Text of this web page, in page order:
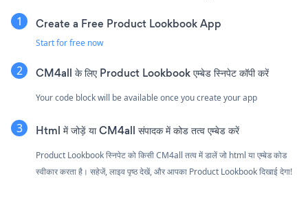
Create a Free Product Lookbook App
Start for free now
CM4all के लिए Product Lookbook एम्बेड स्निपेट कॉपी करें
Your code block will be available once you create your app
Html में जोड़ें या CM4all संपादक में कोड तत्व एम्बेड करें
Product Lookbook स्निपेट को किसी CM4all तत्व में डालें जो html या एम्बेड कोड
स्वीकार करता है। सहेजें, लाइव पृष्ठ देखें, और आपका Product Lookbook दिखाई देगा!